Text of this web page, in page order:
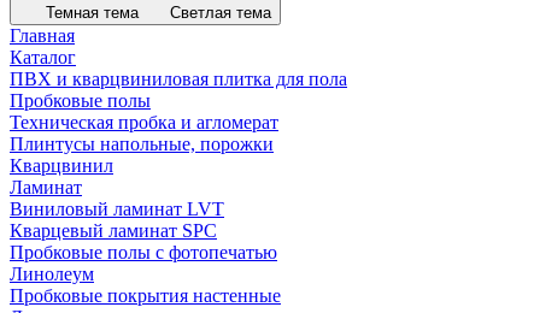
Темная тема Светлая тема
Главная
Каталог
ПВХ и кварцвиниловая плитка для пола
Пробковые полы
Техническая пробка и агломерат
Плинтусы напольные, порожки
Кварцвинил
Ламинат
Виниловый ламинат LVT
Кварцевый ламинат SPC
Пробковые полы с фотопечатью
Линолеум
Пробковые покрытия настенные